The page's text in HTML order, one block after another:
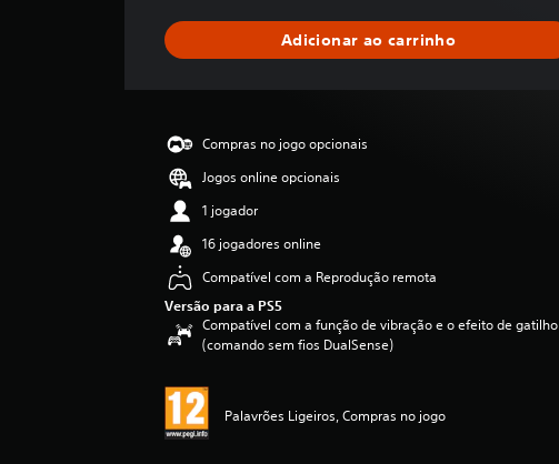
m
a
l
s
s
a
ç
ã
Adicionar ao carrinho
Compras no jogo opcionais
Jogos online opcionais
1 jogador
16 jogadores online
Compatível com a Reprodução remota
Versão para a PS5
Compatível com a função de vibração e o efeito de gatilho
(comando sem fios DualSense)
Palavrões Ligeiros, Compras no jogo